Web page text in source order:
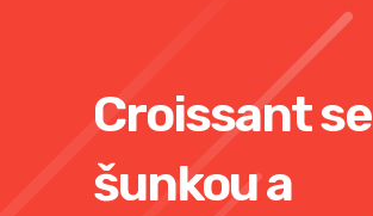
Croissant se
šunkou a